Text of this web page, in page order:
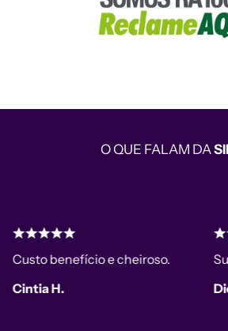
O QUE FALAM DA
benefício e cheiroso.
H.
Super
Diego